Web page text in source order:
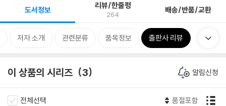
도서정보 리뷰/한줄평
264 배송/반품/교환
저자 소개 관련분류 품목정보 출판사 리뷰
이 상품의 시리즈 3 알림신청
전체선택 품절포함